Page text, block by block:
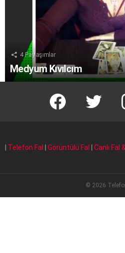
4 Paylaşımlar
Medyum Kıvılcım
facebook T
Telefon Fal Görüntülü Fal Canlı Fal
© 2026